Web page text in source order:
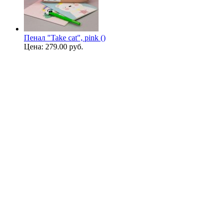
Пенал "Take cat", pink ()
Цена: 279.00 руб.